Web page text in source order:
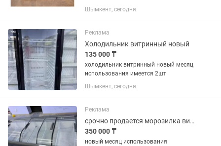
Шымкент, сегодня
Реклама
Холодильник витринный новый
135 000 ₸
холодильник витринный новый месяц
использования имеется 2шт
Шымкент, сегодня
Реклама
срочно продается морозилка витринный
350 000 ₸
новый месяц использования